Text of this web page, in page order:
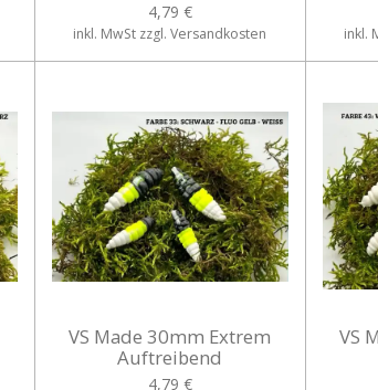
4,79 €
inkl. MwSt zzgl. Versandkosten inkl.
VS Made 30mm Extrem
Auftreibend
4,79 €
VS